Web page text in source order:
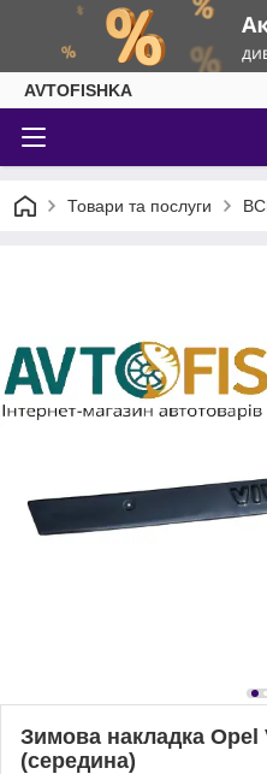
AVTOFISHKA
Товари та послуги
Зимова накладка Opel
(середина)